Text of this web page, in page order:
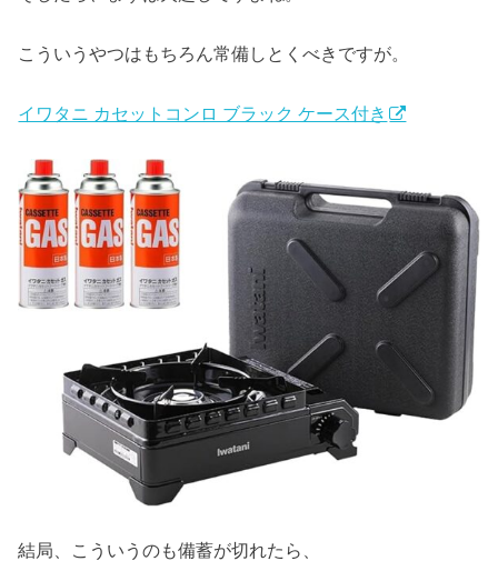
こういうやつはもちろん常備しとくべきですが。
イワタニ カセットコンロ ブラック ケース付き
結局、こういうのも備蓄が切れたら、